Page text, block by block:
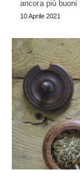
ancora più
10 Aprile 2021